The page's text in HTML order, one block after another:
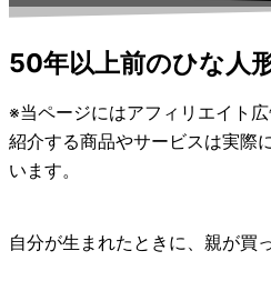
50年以上前のひな人
※当ページにはアフィリエイト
紹介する商品やサービスは実際
います。
自分が生まれたときに、親が買